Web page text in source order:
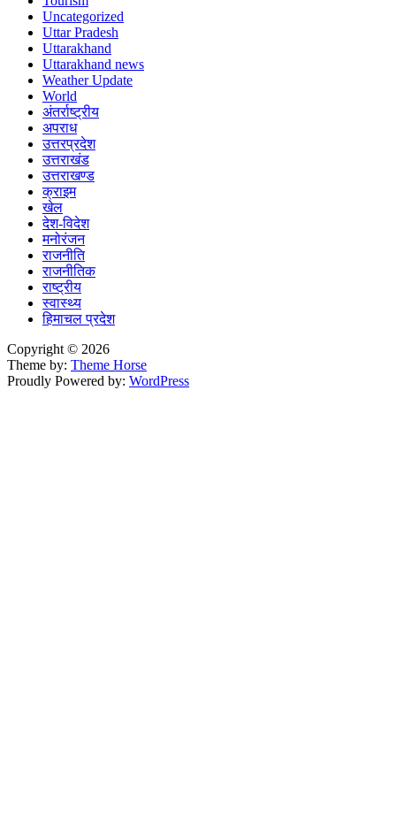
Uncategorized
Uttar Pradesh
Uttarakhand
Uttarakhand news
Weather Update
World
अंतर्राष्ट्रीय
अपराध
उत्तरप्रदेश
उत्तराखंड
उत्तराखण्ड
क्राइम
खेल
देश-विदेश
मनोरंजन
राजनीति
राजनीतिक
राष्ट्रीय
स्वास्थ्य
हिमाचल प्रदेश
Copyright © 2026
Theme by: Theme Horse
Proudly Powered by: WordPress